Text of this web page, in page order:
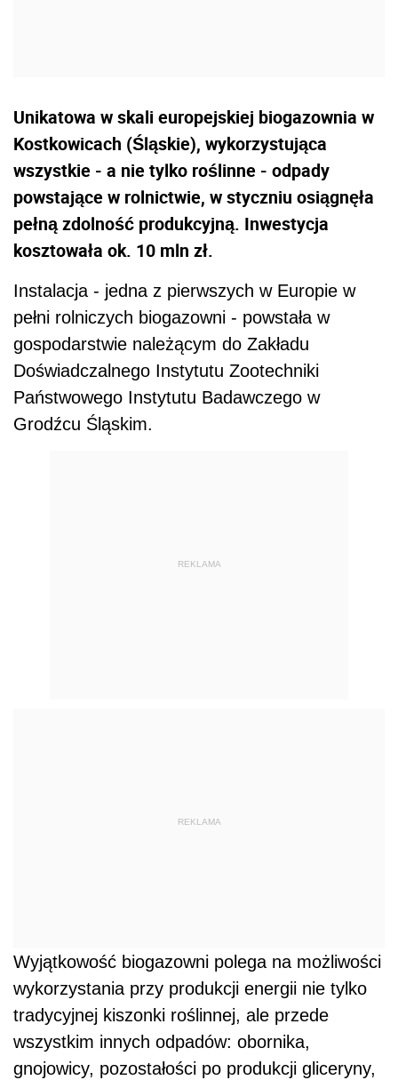
Unikatowa w skali europejskiej biogazownia w
Kostkowicach (Śląskie), wykorzystująca
wszystkie - a nie tylko roślinne - odpady
powstające w rolnictwie, w styczniu osiągnęła
pełną zdolność produkcyjną. Inwestycja
kosztowała ok. 10 mln zł.
Instalacja - jedna z pierwszych w Europie w
pełni rolniczych biogazowni - powstała w
gospodarstwie należącym do Zakładu
Doświadczalnego Instytutu Zootechniki
Państwowego Instytutu Badawczego w
Grodźcu Śląskim.
REKLAMA
REKLAMA
Wyjątkowość biogazowni polega na możliwości
wykorzystania przy produkcji energii nie tylko
tradycyjnej kiszonki roślinnej, ale przede
wszystkim innych odpadów: obornika,
gnojowicy, pozostałości po produkcji gliceryny,